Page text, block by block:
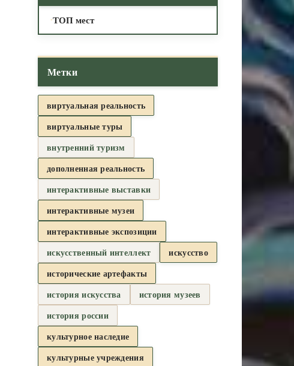
ТОП мест
Метки
виртуальная реальность
виртуальные туры
внутренний туризм
дополненная реальность
интерактивные выставки
интерактивные музеи
интерактивные экспозиции
искусственный интеллект
искусство
исторические артефакты
история искусства
история музеев
история россии
культурное наследие
культурные учреждения